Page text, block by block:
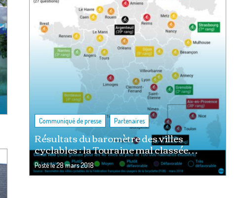
Communiqué de presse , Partenaires
Résultats du baromètre des villes
cyclables : la Touraine mal classée…
Posté le28 mars 2018